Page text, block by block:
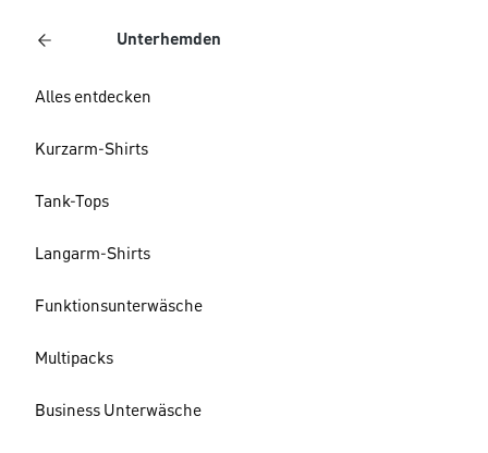
Unterhemden
Alles entdecken
Kurzarm-Shirts
Tank-Tops
Langarm-Shirts
Funktionsunterwäsche
Multipacks
Business Unterwäsche